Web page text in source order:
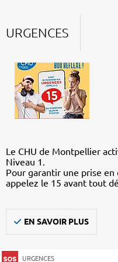
URGENCES
Le CHU de Montpellier
Niveau 1.
Pour garantir une prise en
appelez le 15 avant tout
EN SAVOIR PLUS
URGENCES